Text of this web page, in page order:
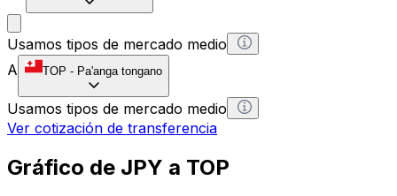
Usamos tipos de mercado medio
A
TOP - Pa'anga tongano
Usamos tipos de mercado medio
Ver cotización de transferencia
Gráfico de JPY a TOP